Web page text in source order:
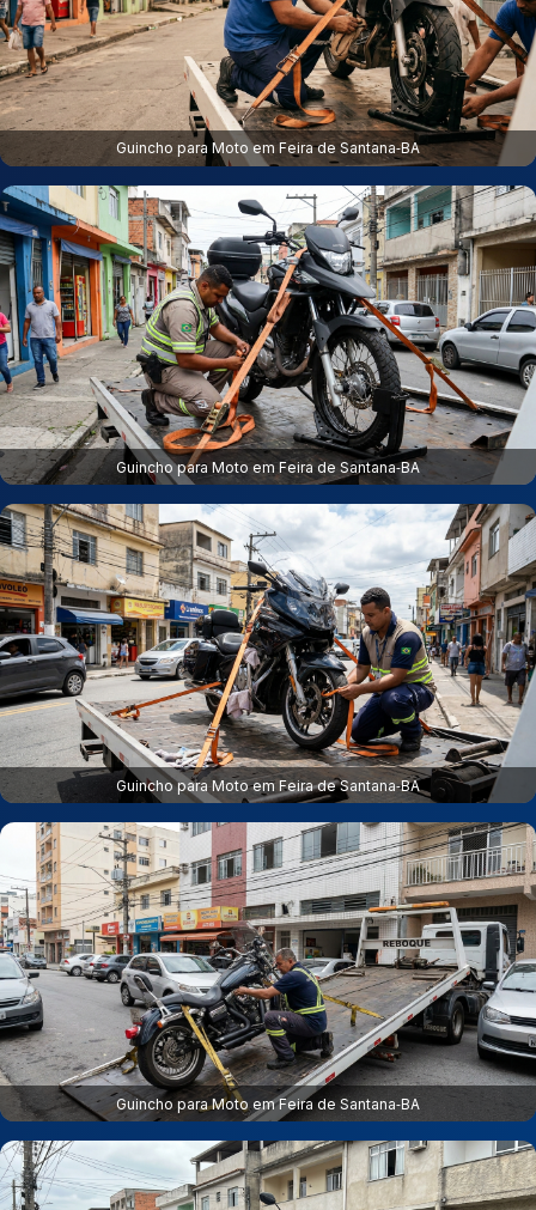
Guincho para Moto em Feira de Santana‑BA
Guincho para Moto em Feira de Santana‑BA
Guincho para Moto em Feira de Santana‑BA
Guincho para Moto em Feira de Santana‑BA